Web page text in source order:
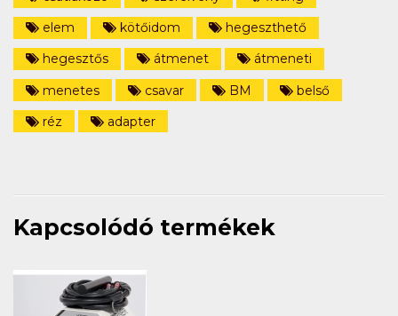
elem
kötőidom
hegeszthető
hegesztős
átmenet
átmeneti
menetes
csavar BM
belső
réz
adapter
Kapcsolódó termékek